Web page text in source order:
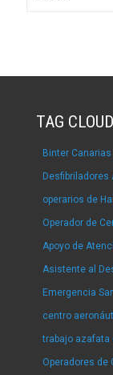
TAG CLOUD
Binter Canarias
operarios de
Operador de
Apoyo de
Asistente al
Emergencia
centro
trabajo azafata
Operadores de